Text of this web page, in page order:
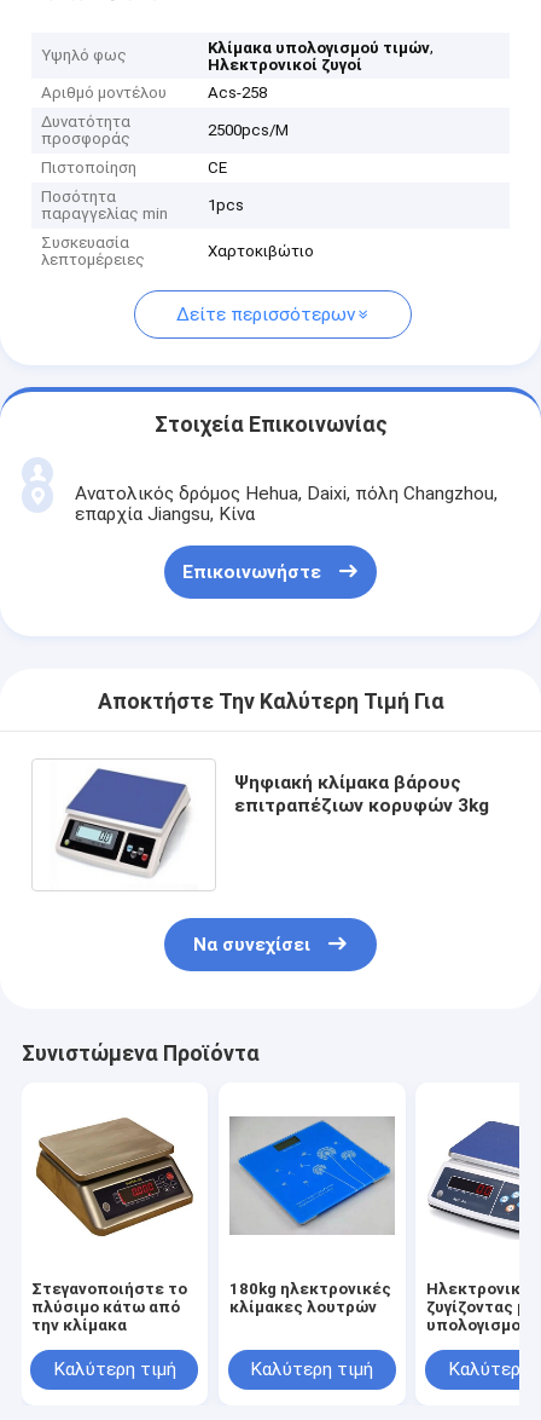
Υψηλό φως Κλίμακα υπολογισμού τιμών,
Ηλεκτρονικοί ζυγοί
Αριθμό μοντέλου
Acs-258
Δυνατότητα
προσφοράς
2500pcs/M
Πιστοποίηση
CE
Ποσότητα
παραγγελίας min
1pcs
Συσκευασία
λεπτομέρειες
Χαρτοκιβώτιο
Δείτε περισσότερων
Στοιχεία Επικοινωνίας
Ανατολικός δρόμος Hehua, Daixi, πόλη Changzhou,
επαρχία Jiangsu, Κίνα
Επικοινωνήστε
Αποκτήστε Την Καλύτερη Τιμή Για
Ψηφιακή κλίμακα βάρους
επιτραπέζιων κορυφών 3kg
Να συνεχίσει
Συνιστώμενα Προϊόντα
Στεγανοποιήστε το
πλύσιμο κάτω από
την κλίμακα
Καλύτερη τιμή
180kg ηλεκτρονικές
κλίμακες λουτρών
Καλύτερη τιμή
Ηλεκτρονική
ζυγίζοντας
υπολογισμού
Καλύτερη